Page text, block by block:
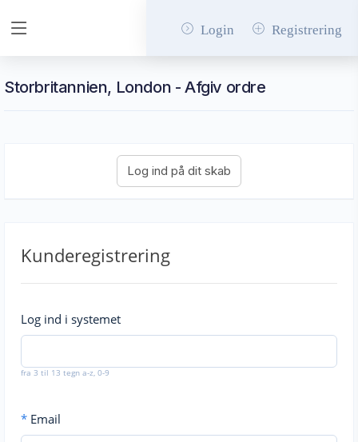
Login Registrering
Storbritannien, London - Afgiv ordre
Kunderegistrering
Log ind i systemet
fra 3 til 13 tegn a-z, 0-9
* Email